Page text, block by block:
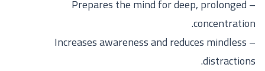
– Prepares the mind for deep, prolonged
concentration.
– Increases awareness and reduces mindless
distractions.